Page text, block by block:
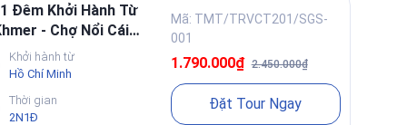
hoặc cặp đôi
có trải nghiệm đa dạng trong 2 ngày và không gian
đẹp theo mùa.
Đêm Khởi Hành Từ
- Chợ Nổi Cái
Khởi hành từ
Hồ Chí Minh
Thời gian
2N1Đ
Mã: TMT/TRVCT201/SGS-
001
1.790.000₫2.450.000₫
Đặt Tour Ngay